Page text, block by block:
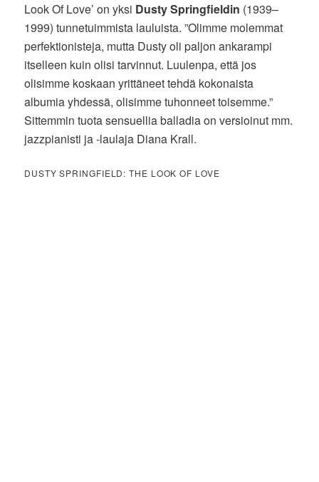
Look Of Love’ on yksi Dusty Springfieldin (1939–
1999) tunnetuimmista lauluista. ”Olimme molemmat
perfektionisteja, mutta Dusty oli paljon ankarampi
itselleen kuin olisi tarvinnut. Luulenpa, että jos
olisimme koskaan yrittäneet tehdä kokonaista
albumia yhdessä, olisimme tuhonneet toisemme.”
Sittemmin tuota sensuellia balladia on versioinut mm.
jazzpianisti ja -laulaja Diana Krall.
DUSTY SPRINGFIELD: THE LOOK OF LOVE